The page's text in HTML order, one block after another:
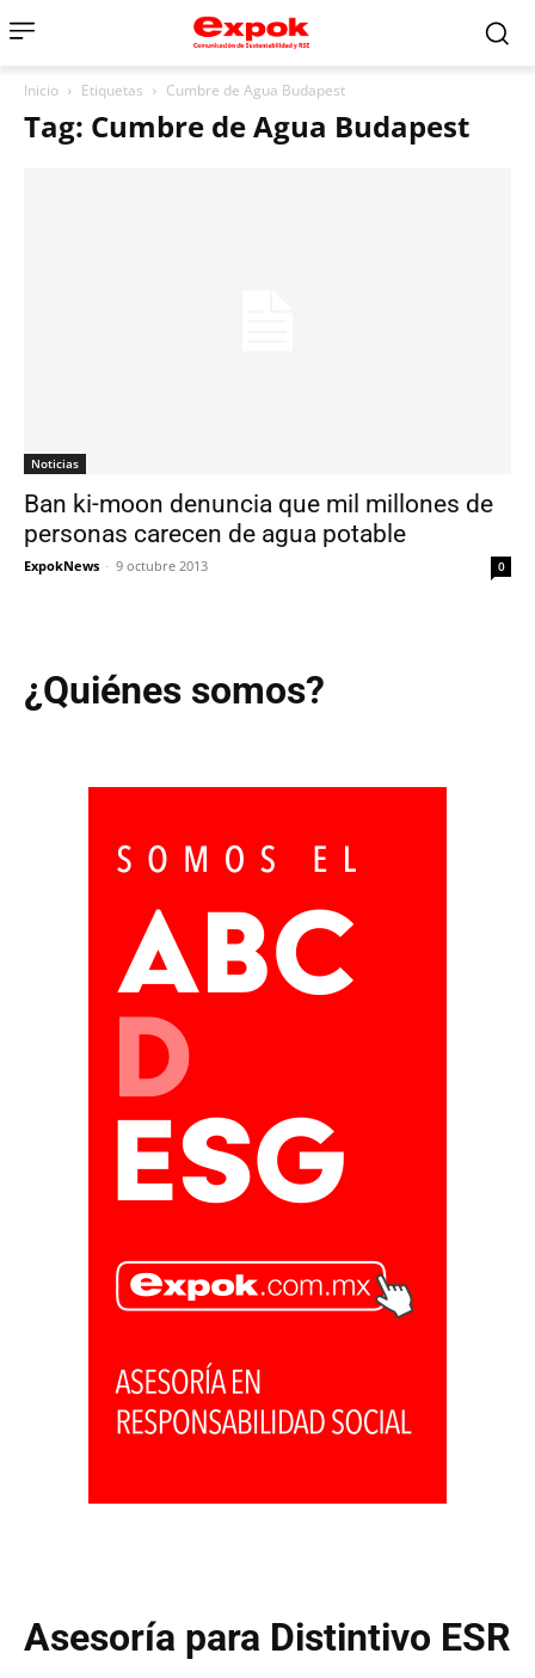
Inicio Etiquetas Cumbre de Agua Budapest
Tag: Cumbre de Agua Budapest
Noticias
Ban ki-moon denuncia que mil millones de
personas carecen de agua potable
ExpokNews - 9 octubre 2013 0
¿Quiénes somos?
Asesoría para Distintivo ESR